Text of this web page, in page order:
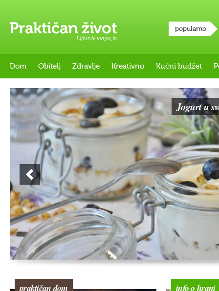
Lifestyle magazin
popularno
Dom Obitelj Zdravlje Kreativno Kućni budžet
Jogurt u
praktičan dom info o hrani